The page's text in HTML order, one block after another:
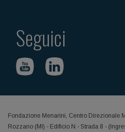
Seguici
Fondazione Menarini, Centro Direzionale
Rozzano (MI) - Edificio N - Strada 8 -